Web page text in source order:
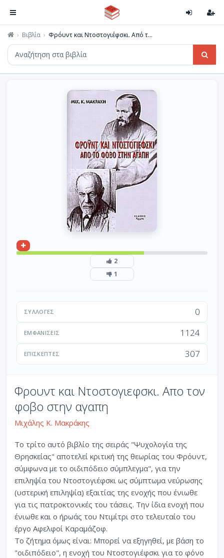
Βιβλία Φρόυντ και Ντοστογιέφσκι. Από τ...
2
1
ΣΥΛΛΟΓΈΣ 0
ΕΜΦΑΝΊΣΕΙΣ 1124
ΕΠΙΣΚΈΠΤΕΣ 307
Φρουντ και Ντοστογιεφσκι. Απο τον
φοβο στην αγαπη
Μιχάλης Κ. Μακράκης
Το τρίτο αυτό βιβλίο της σειράς "Ψυχολογία της
Θρησκείας" αποτελεί κριτική της θεωρίας του Φρόυντ,
σύμφωνα με το οιδιπόδειο σύμπλεγμα", για την
επιληψία του Ντοστογιέφσκι ως σύμπτωμα νεύρωσης
(υστερική επιληψία) εξαιτίας της ενοχής που ένιωθε
για τις πατροκτονικές του τάσεις. Την ίδια ενοχή που
ένιωθε και ο ήρωάς του Ντιμίτρι στο τελευταίο του
έργο Αφελφοί Καραμάζοφ.
Το ζήτημα όμως είναι: Μπορεί να εξηγηθεί, με βάση το
"οιδιπόδειο", η ενοχή του Ντοστογιέφσκι για το φόνο